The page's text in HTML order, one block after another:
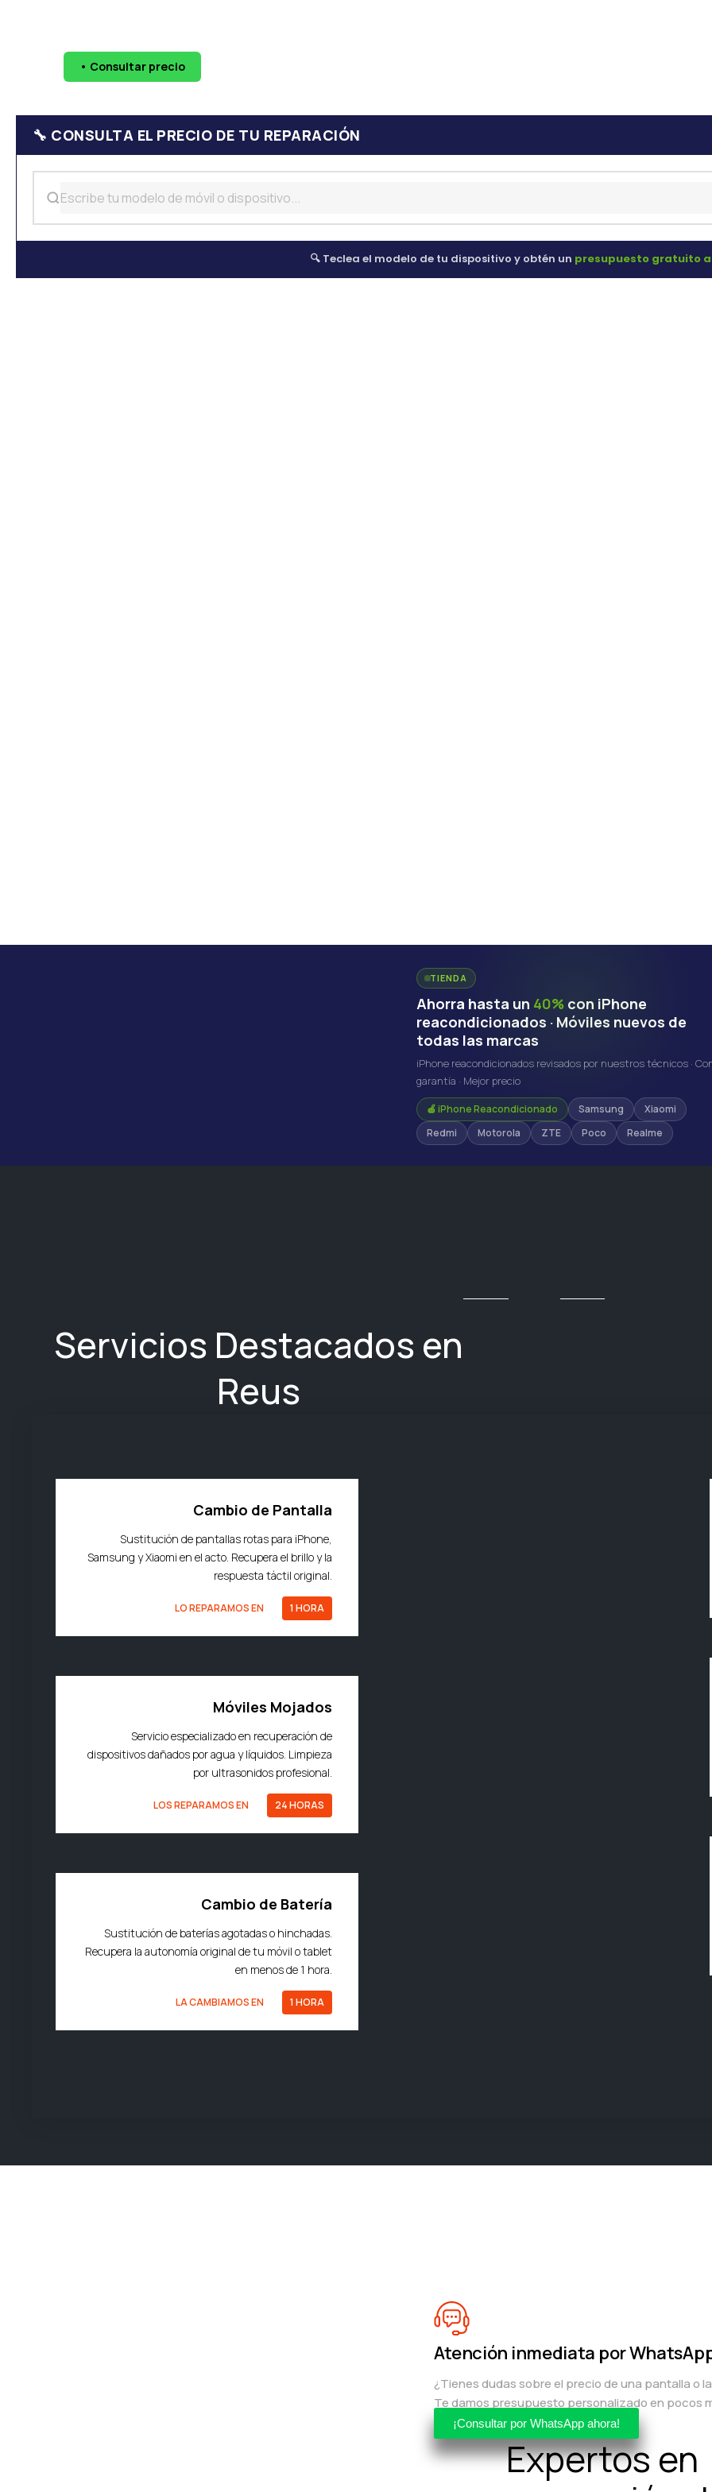
• Consultar precio
🔧 CONSULTA EL PRECIO DE TU REPARACIÓN
🔍 Teclea el modelo de tu dispositivo y obtén un presupuesto gratuito
TIENDA
Ahorra hasta un 40% con iPhone
reacondicionados · Móviles nuevos de
todas las marcas
iPhone reacondicionados revisados por nuestros técnicos ·
garantía · Mejor precio
🍎 iPhone Reacondicionado Samsung
Xiaomi
Redmi
Motorola ZTE Poco Realme
Servicios Destacados en
Reus
Cambio de Pantalla
Sustitución de pantallas rotas para iPhone,
Samsung y Xiaomi en el acto. Recupera el brillo y la
respuesta táctil original.
LO REPARAMOS EN 1 HORA
Móviles Mojados
Servicio especializado en recuperación de
dispositivos dañados por agua y líquidos. Limpieza
por ultrasonidos profesional.
LOS REPARAMOS EN 24 HORAS
Cambio de Batería
Sustitución de baterías agotadas o hinchadas.
Recupera la autonomía original de tu móvil o tablet
en menos de 1 hora.
LA CAMBIAMOS EN 1 HORA
Atención inmediata por
¿Tienes dudas sobre el precio de una pantalla o
Te damos presupuesto personalizado en pocos
¡Consultar por WhatsApp ahora!
Expertos en